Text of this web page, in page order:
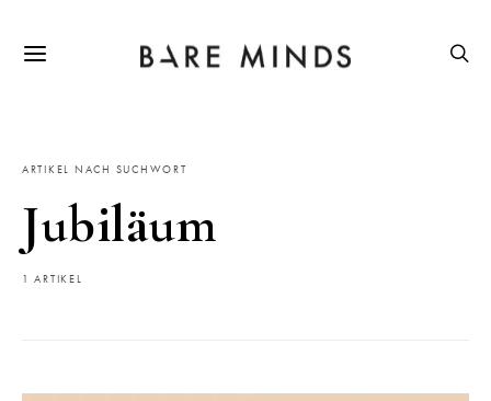
ARTIKEL NACH SUCHWORT
Jubiläum
1 ARTIKEL